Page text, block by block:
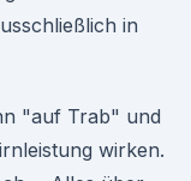
in
"auf Trab" und
wirken.